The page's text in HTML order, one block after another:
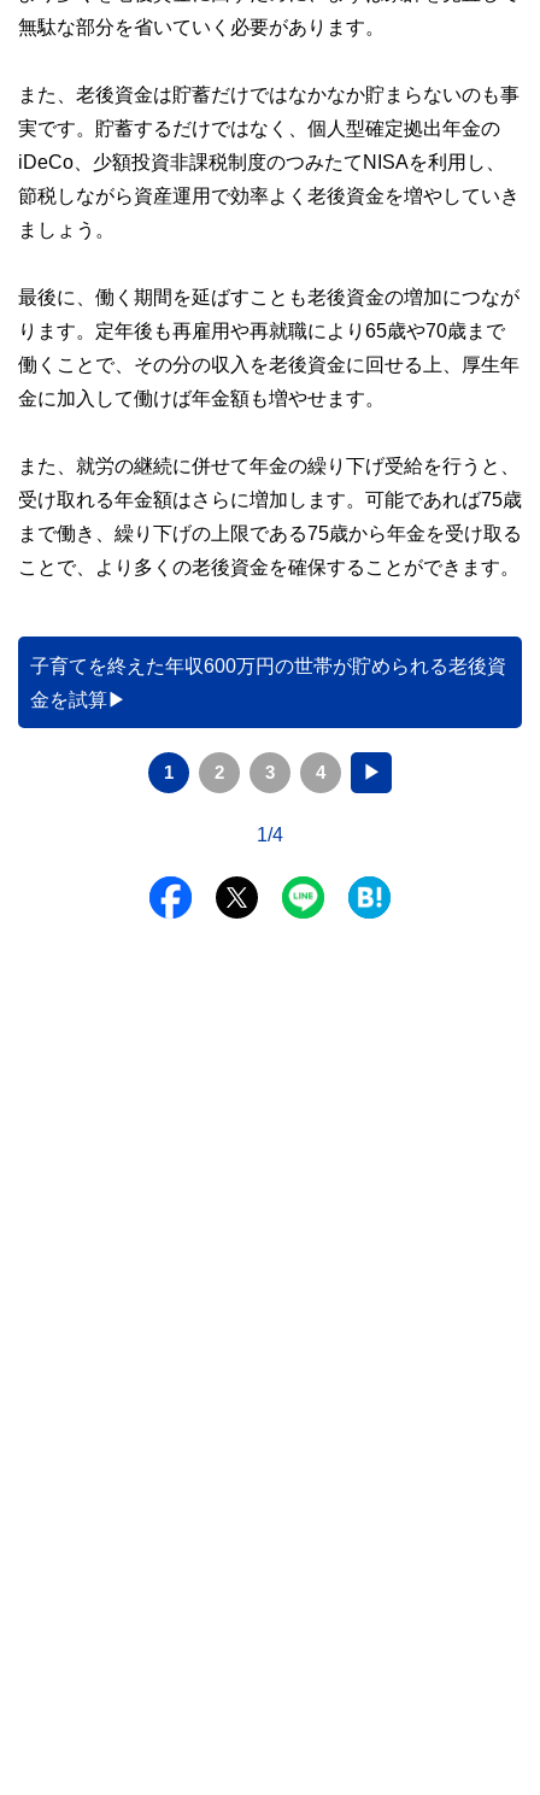
無駄な部分を省いていく必要があります。
また、老後資金は貯蓄だけではなかなか貯まらないのも事
実です。貯蓄するだけではなく、個人型確定拠出年金の
iDeCo、少額投資非課税制度のつみたてNISAを利用し、
節税しながら資産運用で効率よく老後資金を増やしていき
ましょう。
最後に、働く期間を延ばすことも老後資金の増加につなが
ります。定年後も再雇用や再就職により65歳や70歳まで
働くことで、その分の収入を老後資金に回せる上、厚生年
金に加入して働けば年金額も増やせます。
また、就労の継続に併せて年金の繰り下げ受給を行うと、
受け取れる年金額はさらに増加します。可能であれば75歳
まで働き、繰り下げの上限である75歳から年金を受け取る
ことで、より多くの老後資金を確保することができます。
子育てを終えた年収600万円の世帯が貯められる老後資
金を試算
1 2 3 4 ▶
1/4